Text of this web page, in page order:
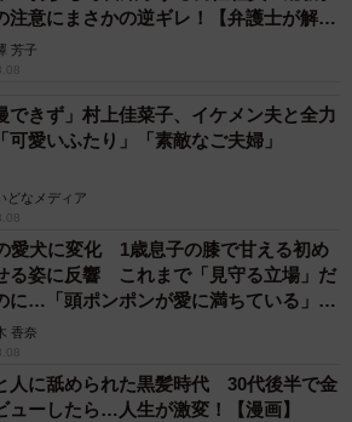
注意にまさかの逆ギレ！【弁護士が解
芳子
できず」村上佳菜子、イケメン夫と全力
可愛いふたり」「素敵なご夫婦」
どなメディア
愛犬に変化 1歳息子の膝で甘える初め
る姿に反響 これまで「見守る立場」だ
に…「頭ポンポンが愛に満ちている」
」
香奈
人に舐められた黒髪時代 30代後半で金
ューしたら…人生が激変！【漫画】